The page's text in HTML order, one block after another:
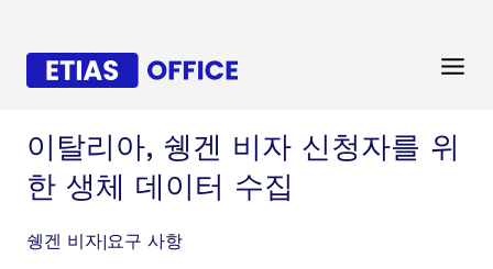
이탈리아, 쉥겐 비자 신청자를 위
한 생체 데이터 수집
쉥겐 비자|요구 사항